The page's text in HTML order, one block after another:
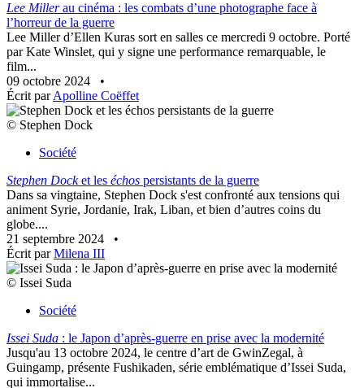
Lee Millerau cinéma : les combats d’une photographe face à
l’horreur de la guerre
Lee Miller d’Ellen Kuras sort en salles ce mercredi 9 octobre. Porté
par Kate Winslet, qui y signe une performance remarquable, le
film...
09 octobre 2024
•
Écrit parApolline Coëffet
© Stephen Dock
Société
Stephen Docket les échos persistants de la guerre
Dans sa vingtaine, Stephen Dock s'est confronté aux tensions qui
animent Syrie, Jordanie, Irak, Liban, et bien d’autres coins du
globe....
21 septembre 2024
•
Écrit parMilena III
© Issei Suda
Société
Issei Suda : le Japon d’après-guerre en prise avec la modernité
Jusqu'au 13 octobre 2024, le centre d’art de GwinZegal, à
Guingamp, présente Fushikaden, série emblématique d’Issei Suda,
qui immortalise...